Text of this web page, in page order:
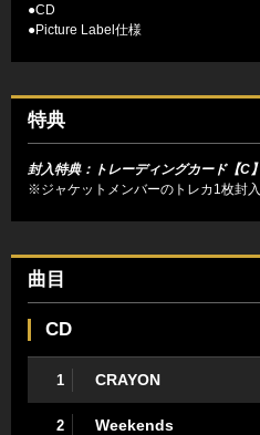
●CD
●Picture Label仕様
特典
封入特典：トレーディングカード【C】
※ジャケットメンバーのトレカ1枚封入
曲目
CD
1 CRAYON
2 Weekends